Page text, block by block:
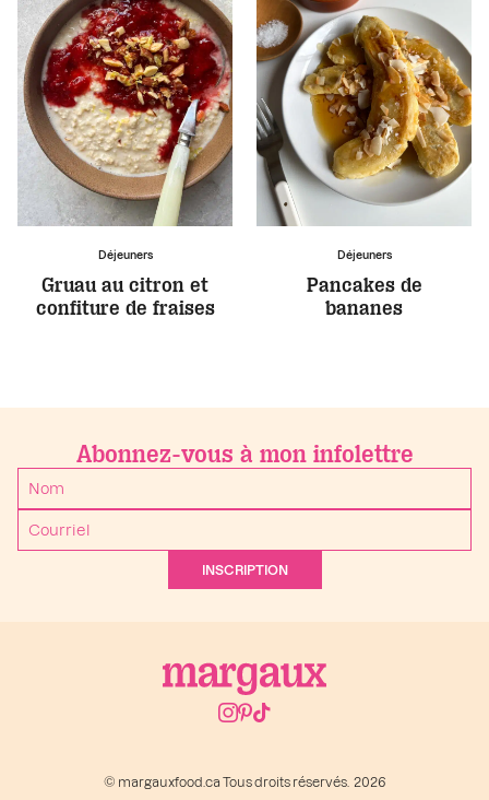
Déjeuners
Gruau au citron et
confiture de fraises
Déjeuners
Pancakes de
bananes
Abonnez-vous à mon infolettre
INSCRIPTION
© margauxfood.ca Tous droits réservés. 2026